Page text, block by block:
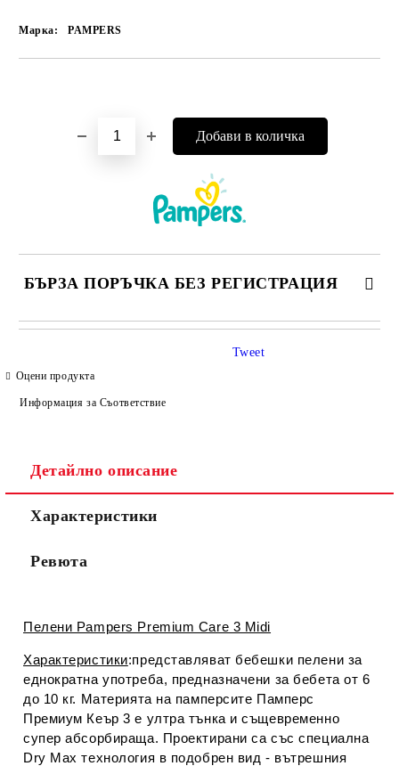
Марка: PAMPERS
БЪРЗА ПОРЪЧКА БЕЗ РЕГИСТРАЦИЯ
САМО ПОПЪЛНЕТЕ 4 ПОЛЕТА
Съгласен съм сПолитиката за лични данни
Ние ще се свържем с вас в рамките на работния ден.
Оцени продукта
Информация за Съответствие
Tweet
Детайлно описание
Характеристики
Ревюта
Пелени Pampers Premium Care 3 Midi
Характеристики:представляват бебешки пелени за
еднократна употреба, предназначени за бебета от 6
до 10 кг. Материята на памперсите Памперс
Премиум Кеър 3 е ултра тънка и същевременно
супер абсорбираща. Проектирани са със специална
Dry Max технология в подобрен вид - вътрешния